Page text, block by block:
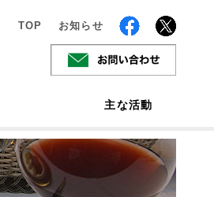
TOP お知らせ
主な活動